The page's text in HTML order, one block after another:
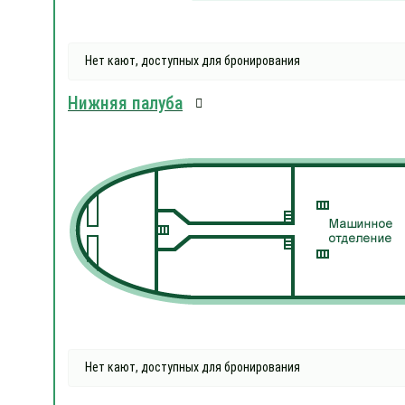
Нет кают, доступных для бронирования
Нижняя палуба
Нет кают, доступных для бронирования